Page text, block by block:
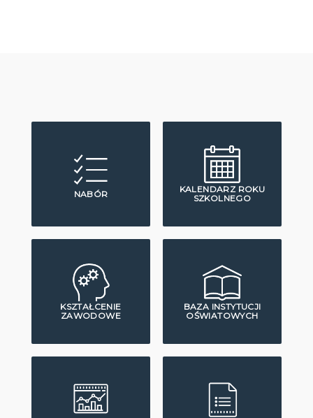
NABÓR
KALENDARZ ROKU
SZKOLNEGO
KSZTAŁCENIE
ZAWODOWE
BAZA INSTYTUCJI
OŚWIATOWYCH